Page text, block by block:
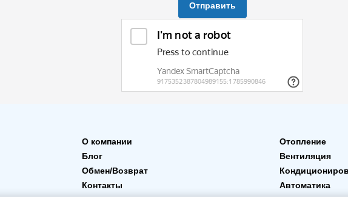
Отправить
О компании
Блог
Обмен/Возврат
Контакты
Доставка и оплата
Отопление
Вентиляция
Автоматика